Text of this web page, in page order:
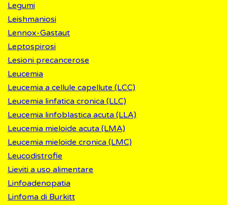
Legumi
Leishmaniosi
Lennox-Gastaut
Leptospirosi
Lesioni precancerose
Leucemia
Leucemia a cellule capellute (LCC)
Leucemia linfatica cronica (LLC)
Leucemia linfoblastica acuta (LLA)
Leucemia mieloide acuta (LMA)
Leucemia mieloide cronica (LMC)
Leucodistrofie
Lieviti a uso alimentare
Linfoadenopatia
Linfoma di Burkitt